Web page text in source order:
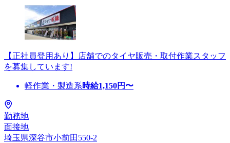
【正社員登用あり】店舗でのタイヤ販売・取付作業スタッフ
を募集しています!
軽作業・製造系時給1,150円〜
勤務地
面接地
埼玉県深谷市小前田550-2